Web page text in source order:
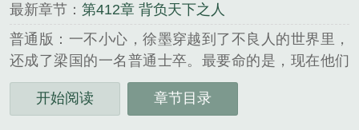
最新章节： 第412章 背负天下之人
普通版：一不小心，徐墨穿越到了不良人的世界里，
还成了梁国的一名普通士卒。最要命的是，现在他们
正被朱温派去追杀不良人！对，你没听错，几百士卒
去追杀一名不良人校尉！好了，现在摆在徐墨面前的
开始阅读 章节目录